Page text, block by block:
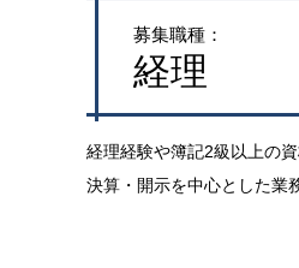
募集職種：
経理
経理経験や簿記2級以上の
決算・開示を中心とした業